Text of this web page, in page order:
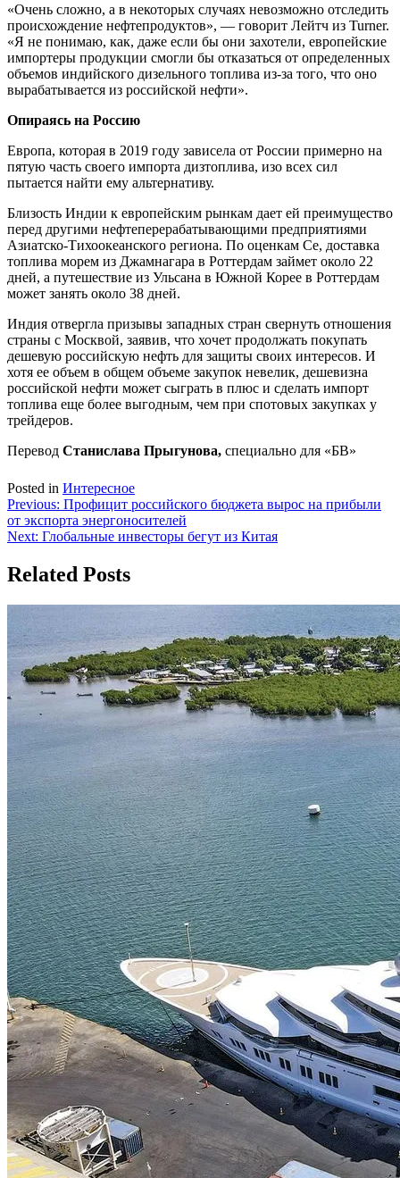
«Очень сложно, а в некоторых случаях невозможно отследить
происхождение нефтепродуктов», — говорит Лейтч из Turner.
«Я не понимаю, как, даже если бы они захотели, европейские
импортеры продукции смогли бы отказаться от определенных
объемов индийского дизельного топлива из-за того, что оно
вырабатывается из российской нефти».
Опираясь на Россию
Европа, которая в 2019 году зависела от России примерно на
пятую часть своего импорта дизтоплива, изо всех сил
пытается найти ему альтернативу.
Близость Индии к европейским рынкам дает ей преимущество
перед другими нефтеперерабатывающими предприятиями
Азиатско-Тихоокеанского региона. По оценкам Се, доставка
топлива морем из Джамнагара в Роттердам займет около 22
дней, а путешествие из Ульсана в Южной Корее в Роттердам
может занять около 38 дней.
Индия отвергла призывы западных стран свернуть отношения
страны с Москвой, заявив, что хочет продолжать покупать
дешевую российскую нефть для защиты своих интересов. И
хотя ее объем в общем объеме закупок невелик, дешевизна
российской нефти может сыграть в плюс и сделать импорт
топлива еще более выгодным, чем при спотовых закупках у
трейдеров.
Перевод Станислава Прыгунова, специально для «БВ»
Posted in Интересное
Навигация
по
Previous: Профицит российского бюджета вырос на прибыли
от экспорта энергоносителей
Next: Глобальные инвесторы бегут из Китая
Related Posts